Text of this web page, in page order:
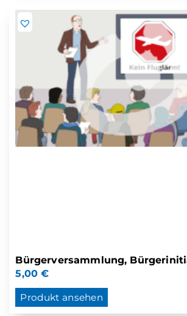
Bürgerversammlung,
5,00€
Produkt ansehen